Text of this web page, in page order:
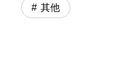
其他